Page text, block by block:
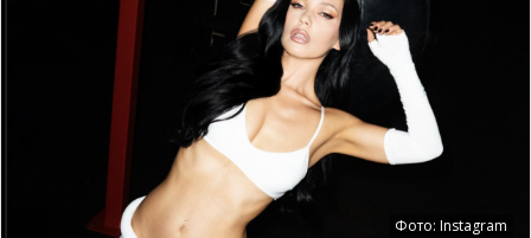
Фото: Instagram